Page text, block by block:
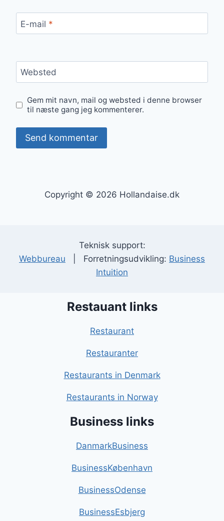
E-mail *
Websted
Gem mit navn, mail og websted i denne browser
til næste gang jeg kommenterer.
Copyright © 2026 Hollandaise.dk
Teknisk support:
Webbureau | Forretningsudvikling: Business
Intuition
Restauant links
Restaurant
Restauranter
Restaurants in Denmark
Restaurants in Norway
Business links
DanmarkBusiness
BusinessKøbenhavn
BusinessOdense
BusinessEsbjerg